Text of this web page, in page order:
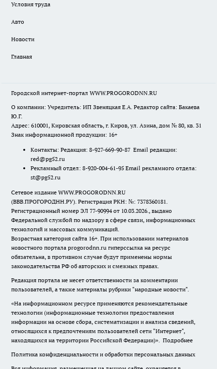
Условия труда
Авто
Новости
Главная
Городской интернет-портал WWW.PROGORODNN.RU
О компании: Учредитель: ИП Звеняцкая Е.А. Редактор сайта: Бакаева
Ю.Г.
Адрес: 610001, Кировская область, г. Киров, ул. Азина, дом № 80, кв. 31
Знак информационной продукции: 16+
Контакты: Редакция: 8-927-669-90-87 Email редакции:
red@pg52.ru
Рекламный отдел: 8-920-004-61-95 Email рекламного отдела:
st@pg52.ru
Сетевое издание WWW.PROGORODNN.RU
(ВВВ.ПРОГОРОДНН.РУ). Регистрация РКН: №: 7378360181.
Регистрационный номер ЭЛ 77-90994 от 10.03.2026., выдано
Федеральной службой по надзору в сфере связи, информационных
технологий и массовых коммуникаций.
Возрастная категория сайта 16+. При использовании материалов
новостного портала progorodnn.ru гиперссылка на ресурс
обязательна, в противном случае будут применены нормы
законодательства РФ об авторских и смежных правах.
Редакция портала не несет ответственности за комментарии
пользователей, а также материалы рубрики "народные новости".
«На информационном ресурсе применяются рекомендательные
технологии (информационные технологии предоставления
информации на основе сбора, систематизации и анализа сведений,
относящихся к предпочтениям пользователей сети "Интернет",
находящихся на территории Российской Федерации)». Подробнее
Политика конфиденциальности и обработки персональных данных